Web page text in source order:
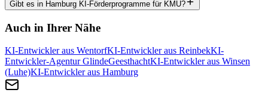
Gibt es in Hamburg KI-Förderprogramme für KMU?
Auch in Ihrer Nähe
KI-Entwickler aus WentorfKI-Entwickler aus ReinbekKI-
Entwickler-Agentur GlindeGeesthachtKI-Entwickler aus Winsen
(Luhe)KI-Entwickler aus Hamburg